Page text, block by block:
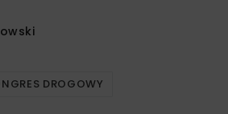
DROGOWY